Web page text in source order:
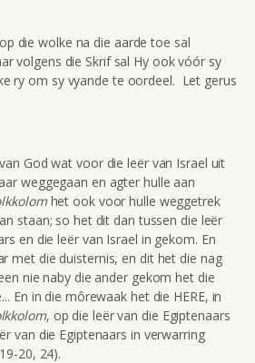
die wolke na die aarde toe sal
volgens die Skrif sal Hy ook vóór sy
ry om sy vyande te oordeel. Let gerus
van God wat voor die leër van Israel uit
weggegaan en agter hulle aan
het ook voor hulle weggetrek
staan; so het dit dan tussen die leër
en die leër van Israel in gekom. En
met die duisternis, en dit het die nag
nie naby die ander gekom het die
En in die môrewaak het die HERE, in
, op die leër van die Egiptenaars
van die Egiptenaars in verwarring
20, 24).